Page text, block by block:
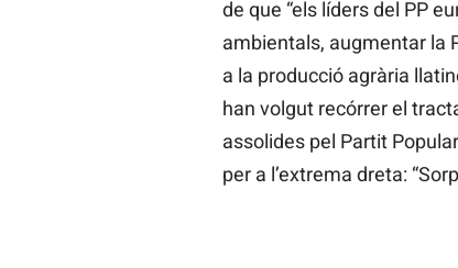
de que “els líders del PP
ambientals, augmentar la
a la producció agrària
han volgut recórrer el
assolides pel Partit
per a l’extrema dreta: